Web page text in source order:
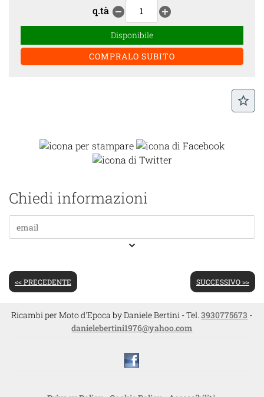
q.tà remove_circle add_circle
Disponibile
star_border
Chiedi informazioni
keyboard_arrow_down
<< PRECEDENTE SUCCESSIVO >>
Ricambi per Moto d'Epoca by Daniele Bertini - Tel.3930775673 -
danielebertini1976@yahoo.com